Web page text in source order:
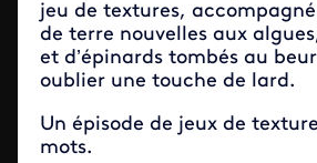
jeu de textures,
de terre nouvelles aux
et d’épinards tombés au
oublier une touche de lard.
Un épisode de jeux de
mots.